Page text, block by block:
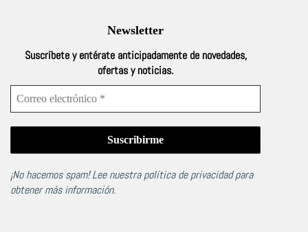
Newsletter
Suscríbete y entérate anticipadamente de novedades,
ofertas y noticias.
¡No hacemos spam! Lee nuestrapolítica de privacidadpara
obtener más información.